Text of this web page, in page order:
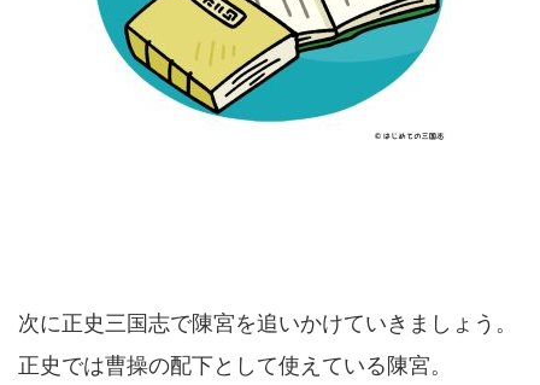
次に正史三国志で陳宮を追いかけていきましょう。
正史では曹操の配下として使えている陳宮。